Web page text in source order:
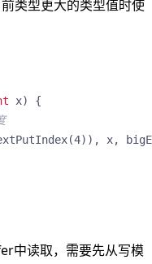
类型更大的类型值时使
x)
{
(4)), x,
中读取，需要先从写模